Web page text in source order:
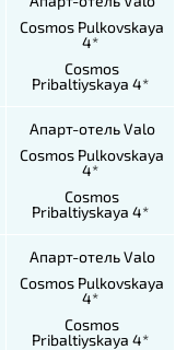
Cosmos Pulkovskaya
4*
Cosmos
Pribaltiyskaya 4*
Апарт-отель Valo
Cosmos Pulkovskaya
4*
Cosmos
Pribaltiyskaya 4*
Апарт-отель Valo
Cosmos Pulkovskaya
4*
Cosmos
Pribaltiyskaya 4*